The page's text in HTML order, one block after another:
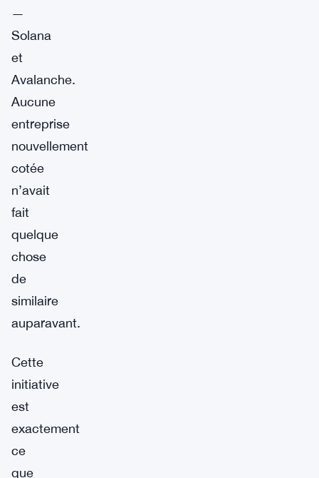
—
Solana
et
Avalanche.
Aucune
entreprise
nouvellement
cotée
n’avait
fait
quelque
chose
de
similaire
auparavant.
Cette
initiative
est
exactement
ce
que